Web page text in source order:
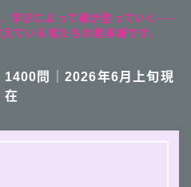
学びによって魂が整っていく──
ている者たちの魔導城です。
1400問｜2026年6月上旬現
在